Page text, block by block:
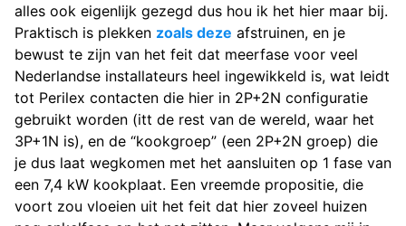
alles ook eigenlijk gezegd dus hou ik het hier maar bij.
Praktisch is plekken zoals deze afstruinen, en je
bewust te zijn van het feit dat meerfase voor veel
Nederlandse installateurs heel ingewikkeld is, wat leidt
tot Perilex contacten die hier in 2P+2N configuratie
gebruikt worden (itt de rest van de wereld, waar het
3P+1N is), en de “kookgroep” (een 2P+2N groep) die
je dus laat wegkomen met het aansluiten op 1 fase van
een 7,4 kW kookplaat. Een vreemde propositie, die
voort zou vloeien uit het feit dat hier zoveel huizen